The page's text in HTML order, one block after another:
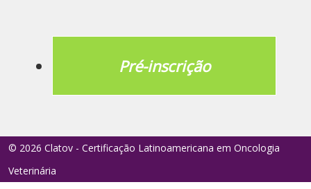
Pré-inscrição
© 2026 Clatov - Certificação Latinoamericana em Oncologia
Veterinária